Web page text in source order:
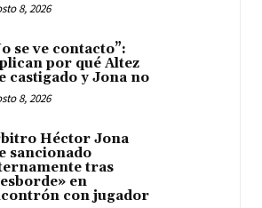
8, 2026
se ve contacto”:
por qué Altez
castigado y Jona no
8, 2026
Héctor Jona
sancionado
tras
en
con jugador